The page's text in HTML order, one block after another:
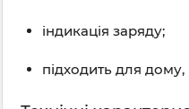
індикація заряду;
підходить для